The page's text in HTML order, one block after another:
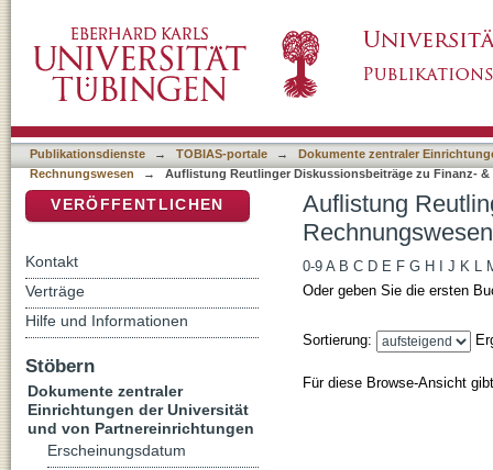
Klassifikation
Publikationsdienste → TOBIAS-portale →
Dokumente zentraler
Rechnungswesen
→ Auflistung Reutlinger Diskussionsbeiträge zu Finanz-
Auflistung
0-9 A B C D E F G H J K L
Oder geben Sie die ersten
Sortierung:
Für diese Browse-Ansicht
VERÖFFENTLICHEN
Kontakt
Verträge
Hilfe und Informationen
Stöbern
Dokumente zentraler
Einrichtungen der Universität
und von Partnereinrichtungen
Erscheinungsdatum